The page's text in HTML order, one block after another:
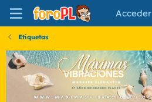
Acceder
Etiquetas